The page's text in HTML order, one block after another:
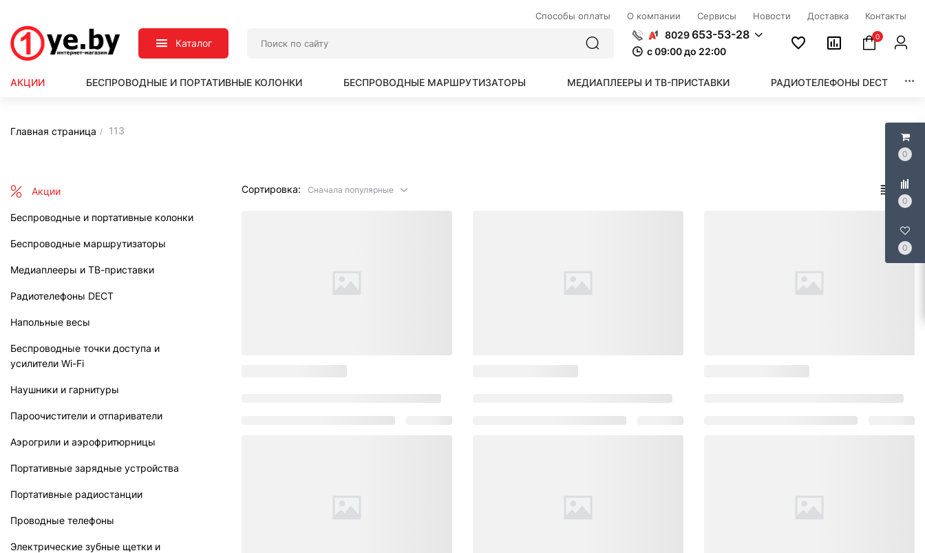
0
0
0
Способы оплаты О компании Сервисы Новости Доставка Контакты
Каталог
8029653-53-28
c 09:00 до 22:00
0
АКЦИИ БЕСПРОВОДНЫЕ И ПОРТАТИВНЫЕ КОЛОНКИ БЕСПРОВОДНЫЕ МАРШРУТИЗАТОРЫ МЕДИАПЛЕЕРЫ И ТВ-ПРИСТАВКИ РАДИОТЕЛЕФОНЫ DECT
Главная страница 113
Акции
Беспроводные и портативные колонки
Беспроводные маршрутизаторы
Медиаплееры и ТВ-приставки
Радиотелефоны DECT
Напольные весы
Беспроводные точки доступа и
усилители Wi-Fi
Наушники и гарнитуры
Пароочистители и отпариватели
Аэрогрили и аэрофритюрницы
Портативные зарядные устройства
Портативные радиостанции
Проводные телефоны
Электрические зубные щетки и
Сортировка: Сначала популярные